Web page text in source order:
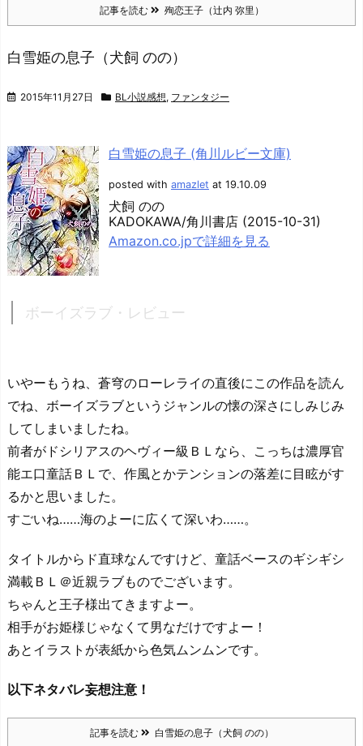
記事を読む 殉恋王子（辻内 弥里）
白雪姫の息子（犬飼 のの）
2015年11月27日 BL小説感想, ファンタジー
白雪姫の息子 (角川ルビー文庫)
posted with amazlet at 19.10.09
犬飼 のの
KADOKAWA/角川書店 (2015-10-31)
Amazon.co.jpで詳細を見る
ボーイズラブ・レビュー
いやーもうね、蒼穹のローレライの直後にこの作品を読ん
でね、ボーイズラブというジャンルの懐の深さにしみじみ
してしまいましたね。
前者がドシリアスのヘヴィー級ＢＬなら、こっちは濃厚官
能エ口童話ＢＬで、作風とかテンションの落差に目眩がす
るかと思いました。
すごいね……海のよーに広くて深いわ……。
タイトルからド直球なんですけど、童話ベースのギシギシ
満載ＢＬ＠近親ラブものでございます。
ちゃんと王子様出てきますよー。
相手がお姫様じゃなくて男なだけですよー！
あとイラストが表紙から色気ムンムンです。
以下ネタバレ妄想注意！
記事を読む 白雪姫の息子（犬飼 のの）